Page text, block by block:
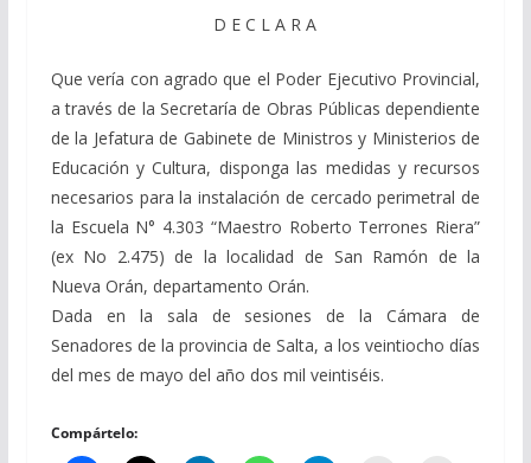
D E C L A R A
Que vería con agrado que el Poder Ejecutivo Provincial,
a través de la Secretaría de Obras Públicas dependiente
de la Jefatura de Gabinete de Ministros y Ministerios de
Educación y Cultura, disponga las medidas y recursos
necesarios para la instalación de cercado perimetral de
la Escuela N° 4.303 “Maestro Roberto Terrones Riera”
(ex No 2.475) de la localidad de San Ramón de la
Nueva Orán, departamento Orán.
Dada en la sala de sesiones de la Cámara de
Senadores de la provincia de Salta, a los veintiocho días
del mes de mayo del año dos mil veintiséis.
Compártelo: